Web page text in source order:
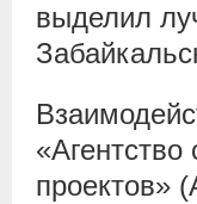
выделил
проектов»